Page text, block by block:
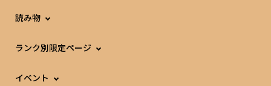
読み物
ランク別限定ページ
イベント